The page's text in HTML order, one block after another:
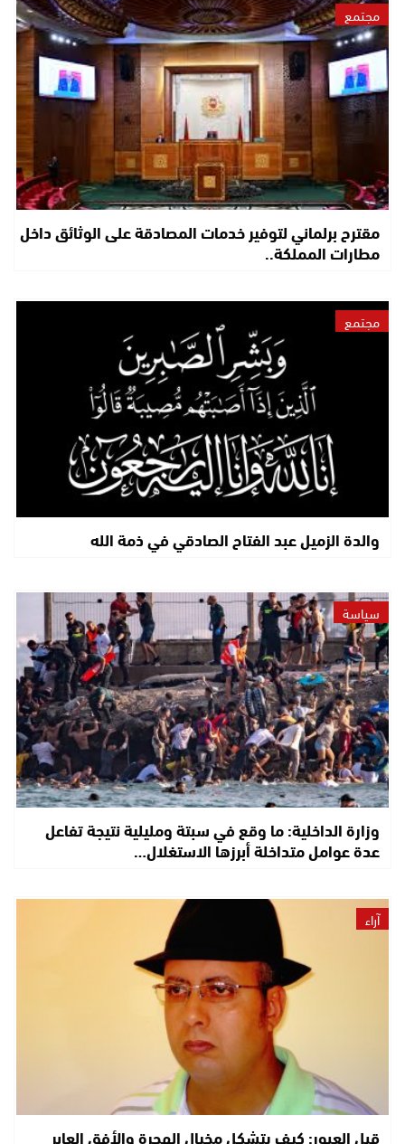
مجتمع
مقترح برلماني لتوفير خدمات المصادقة على الوثائق داخل
مطارات المملكة..
مجتمع
والدة الزميل عبد الفتاح الصادقي في ذمة الله
سياسة
وزارة الداخلية: ما وقع في سبتة ومليلية نتيجة تفاعل
عدة عوامل متداخلة أبرزها الاستغلال…
آراء
قبل العبور: كيف يتشكل مخيال الهجرة والأفق العابر